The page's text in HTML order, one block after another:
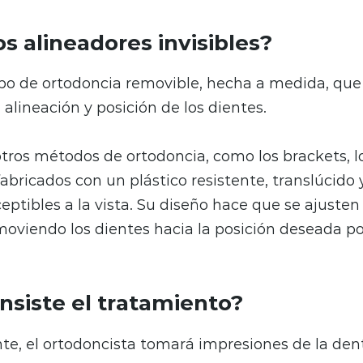
alineadores invisibles?
de ortodoncia removible, hecha a medida,
y posición de los dientes.
métodos de ortodoncia, como los brackets,
con un plástico resistente, translúcido
a la vista. Su diseño hace que se
los dientes hacia la posición deseada
el tratamiento?
el ortodoncista tomará impresiones de la